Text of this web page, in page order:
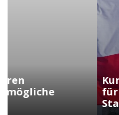
Kunasek fordert
für die Verleihung
Staatsbürgerschaft